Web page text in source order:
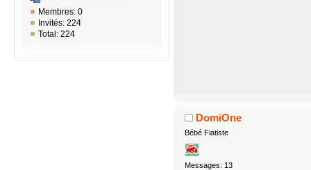
Membres: 0
Invités: 224
Total: 224
DomiOne
Bébé Fiatiste
Messages: 13